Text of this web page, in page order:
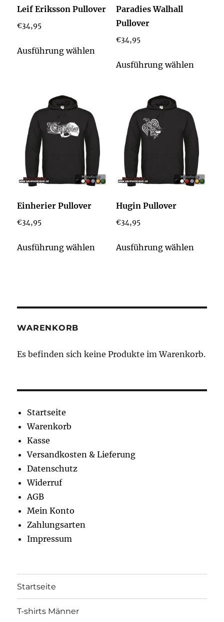
Leif Eriksson Pullover
€34,95
Ausführung wählen
Dieses
Produkt
weist
Die
Optionen
können
auf
der
gewählt
werden
Paradies Walhall
Pullover
€34,95
Ausführung wählen
auf.
Die
können
auf
Einherier Pullover
€34,95
Ausführung wählen
Produkt
auf.
können
Produktseite
Hugin Pullover
€34,95
Ausführung wählen
auf.
können
WARENKORB
Es befinden sich keine Produkte im Warenkorb.
Startseite
Warenkorb
Kasse
Versandkosten & Lieferung
Datenschutz
Widerruf
AGB
Mein Konto
Zahlungsarten
Impressum
Startseite
T-shirts Männer